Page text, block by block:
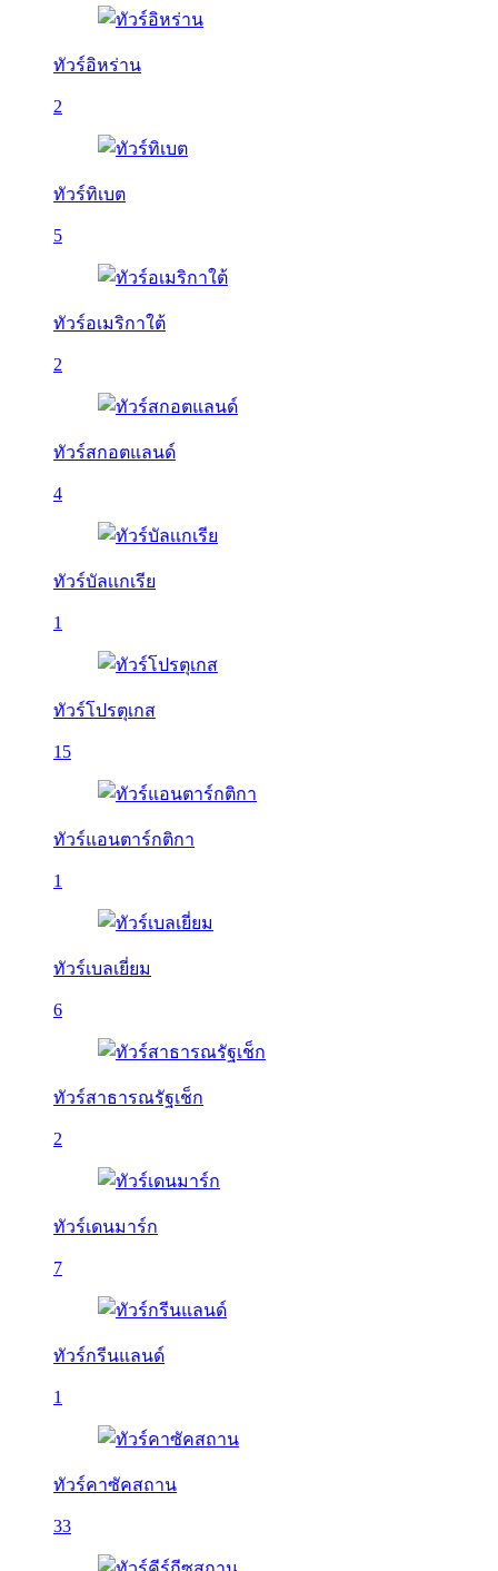
ทัวร์อิหร่าน
2
ทัวร์ทิเบต
5
ทัวร์อเมริกาใต้
2
ทัวร์สกอตแลนด์
4
ทัวร์บัลเเกเรีย
1
ทัวร์โปรตุเกส
15
ทัวร์แอนตาร์กติกา
1
ทัวร์เบลเยี่ยม
6
ทัวร์สาธารณรัฐเช็ก
2
ทัวร์เดนมาร์ก
7
ทัวร์กรีนแลนด์
1
ทัวร์คาซัคสถาน
33